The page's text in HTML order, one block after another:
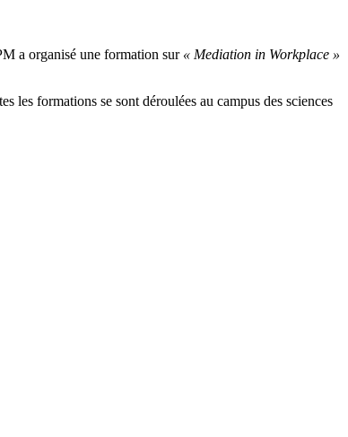
a organisé une formation sur « Mediation in Workplace »
formations se sont déroulées au campus des sciences